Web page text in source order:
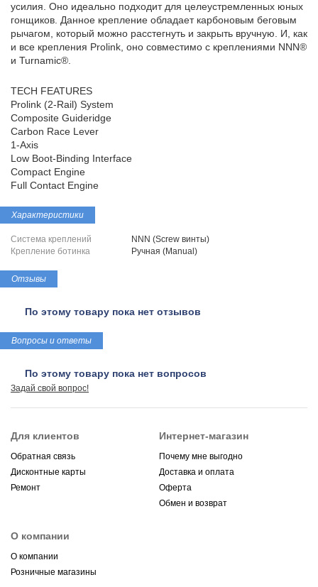
усилия. Оно идеально подходит для целеустремленных юных
гонщиков. Данное крепление обладает карбоновым беговым
рычагом, который можно расстегнуть и закрыть вручную. И, как
и все крепления Prolink, оно совместимо с креплениями NNN®
и Turnamic®.
TECH FEATURES
Prolink (2-Rail) System
Composite Guideridge
Carbon Race Lever
1-Axis
Low Boot-Binding Interface
Compact Engine
Full Contact Engine
Характеристики
Система креплений
NNN (Screw винты)
Крепление ботинка
Ручная (Manual)
Отзывы
По этому товару пока нет отзывов
Вопросы и ответы
По этому товару пока нет вопросов
Задай свой вопрос!
Для клиентов
Обратная связь
Дисконтные карты
Ремонт
Интернет-магазин
Почему мне выгодно
Доставка и оплата
Оферта
Обмен и возврат
О компании
О компании
Розничные магазины